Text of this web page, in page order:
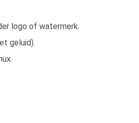
logo of watermerk.
geluid).